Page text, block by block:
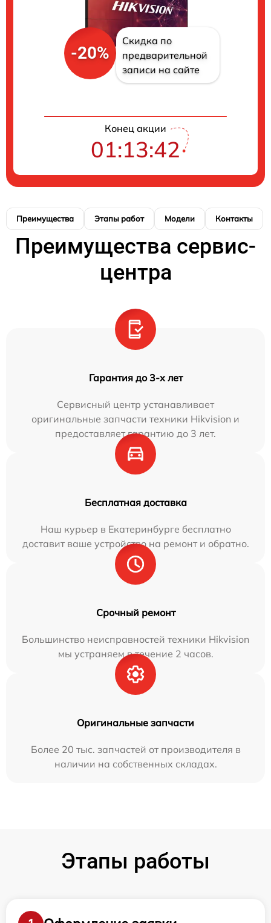
-20%
Скидка по
предварительной
записи на сайте
Конец акции
01:13:41
Преимущества Этапы работ Модели Контакты
Преимущества сервис-
центра
Гарантия до 3-х лет
Сервисный центр устанавливает
оригинальные запчасти техники Hikvision и
предоставляет гарантию до 3 лет.
Бесплатная доставка
Наш курьер в Екатеринбурге бесплатно
доставит ваше устройство на ремонт и обратно.
Срочный ремонт
Большинство неисправностей техники Hikvision
мы устраняем в течение 2 часов.
Оригинальные запчасти
Более 20 тыс. запчастей от производителя в
наличии на собственных складах.
Этапы работы